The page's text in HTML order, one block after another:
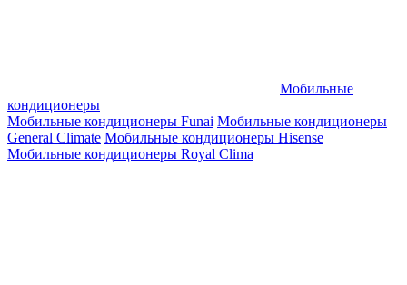
Мобильные
кондиционеры
Мобильные кондиционеры Funai Мобильные кондиционеры
General Climate Мобильные кондиционеры Hisense
Мобильные кондиционеры Royal Clima